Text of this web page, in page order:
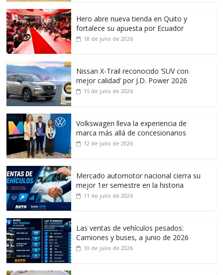
Hero abre nueva tienda en Quito y
fortalece su apuesta por Ecuador
18 de julio de 2026
Nissan X-Trail reconocido ‘SUV con
mejor calidad’ por J.D. Power 2026
15 de julio de 2026
Volkswagen lleva la experiencia de
marca más allá de concesionarios
12 de julio de 2026
Mercado automotor nacional cierra su
mejor 1er semestre en la historia
11 de julio de 2026
Las ventas de vehículos pesados:
Camiones y buses, a junio de 2026
10 de julio de 2026